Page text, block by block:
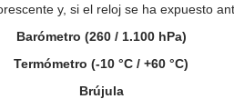
y, si el reloj se ha expuesto
Barómetro (260 / 1.100 hPa)
Termómetro (-10 °C / +60 °C)
Brújula